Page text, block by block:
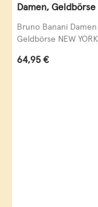
Damen,
schwarz
Bruno Banani
Geldbörse NEW
Regulärer Preis:
64,95 €